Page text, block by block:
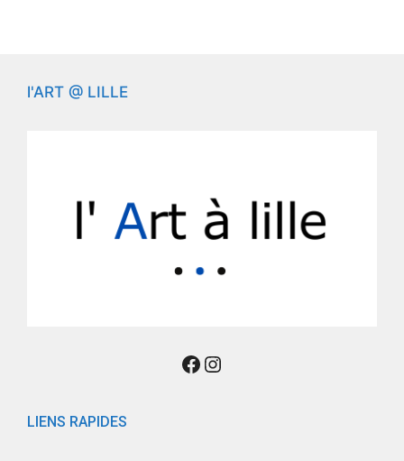
l'ART @ LILLE
Suivez nousInstagram
LIENS RAPIDES